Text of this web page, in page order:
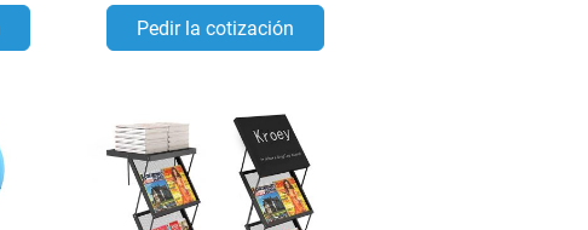
Pedir la cotización